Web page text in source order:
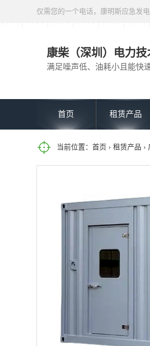
仅需您的一个电话，康明斯应急发
康柴（深圳）电力技
满足噪声低、油耗小且能快
首页 租赁产品
当前位置： 首页 › 租赁产品 ›